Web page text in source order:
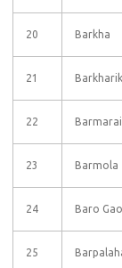
20 Barkha
21
22 Barmarai
23 Barmola
24 Baro
25